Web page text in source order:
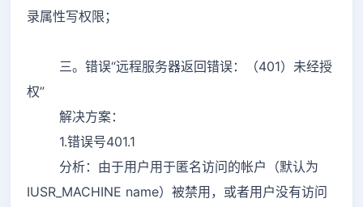
录属性写权限；
三。错误“远程服务器返回错误：（401）未经授
权”
解决方案：
1.错误号401.1
分析：由于用户用于匿名访问的帐户（默认为
IUSR_MACHINE name）被禁用，或者用户没有访问